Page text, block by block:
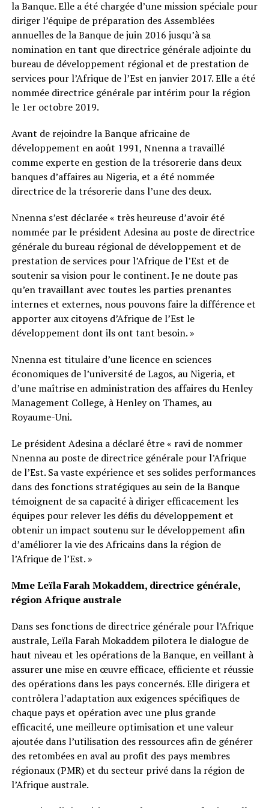
la Banque. Elle a été chargée d’une mission spéciale pour
diriger l’équipe de préparation des Assemblées
annuelles de la Banque de juin 2016 jusqu’à sa
nomination en tant que directrice générale adjointe du
bureau de développement régional et de prestation de
services pour l’Afrique de l’Est en janvier 2017. Elle a été
nommée directrice générale par intérim pour la région
le 1er octobre 2019.
Avant de rejoindre la Banque africaine de
développement en août 1991, Nnenna a travaillé
comme experte en gestion de la trésorerie dans deux
banques d’affaires au Nigeria, et a été nommée
directrice de la trésorerie dans l’une des deux.
Nnenna s’est déclarée « très heureuse d’avoir été
nommée par le président Adesina au poste de directrice
générale du bureau régional de développement et de
prestation de services pour l’Afrique de l’Est et de
soutenir sa vision pour le continent. Je ne doute pas
qu’en travaillant avec toutes les parties prenantes
internes et externes, nous pouvons faire la différence et
apporter aux citoyens d’Afrique de l’Est le
développement dont ils ont tant besoin. »
Nnenna est titulaire d’une licence en sciences
économiques de l’université de Lagos, au Nigeria, et
d’une maîtrise en administration des affaires du Henley
Management College, à Henley on Thames, au
Royaume-Uni.
Le président Adesina a déclaré être « ravi de nommer
Nnenna au poste de directrice générale pour l’Afrique
de l’Est. Sa vaste expérience et ses solides performances
dans des fonctions stratégiques au sein de la Banque
témoignent de sa capacité à diriger efficacement les
équipes pour relever les défis du développement et
obtenir un impact soutenu sur le développement afin
d’améliorer la vie des Africains dans la région de
l’Afrique de l’Est. »
Mme Leïla Farah Mokaddem, directrice générale,
région Afrique australe
Dans ses fonctions de directrice générale pour l’Afrique
australe, Leïla Farah Mokaddem pilotera le dialogue de
haut niveau et les opérations de la Banque, en veillant à
assurer une mise en œuvre efficace, efficiente et réussie
des opérations dans les pays concernés. Elle dirigera et
contrôlera l’adaptation aux exigences spécifiques de
chaque pays et opération avec une plus grande
efficacité, une meilleure optimisation et une valeur
ajoutée dans l’utilisation des ressources afin de générer
des retombées en aval au profit des pays membres
régionaux (PMR) et du secteur privé dans la région de
l’Afrique australe.